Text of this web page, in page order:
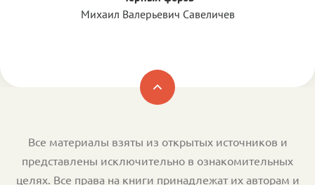
Михаил Валерьевич Савеличев
Все материалы взяты из открытых источников и
представлены исключительно в ознакомительных
целях. Все права на книги принадлежат их авторам и